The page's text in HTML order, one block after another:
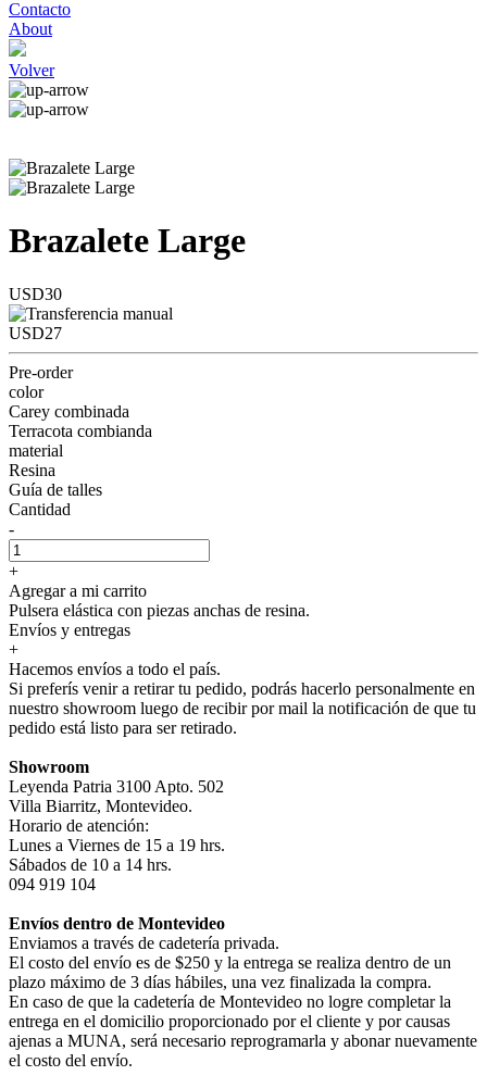
Contacto
About
Volver
Brazalete Large
USD30
USD27
Pre-order
color
Carey combinada
Terracota combianda
material
Resina
Guía de talles
Cantidad
-
+
Agregar a mi carrito
Pulsera elástica con piezas anchas de resina.
Envíos y entregas
+
Hacemos envíos a todo el país.
Si preferís venir a retirar tu pedido, podrás hacerlo personalmente en
nuestro showroom luego de recibir por mail la notificación de que tu
pedido está listo para ser retirado.
Showroom
Leyenda Patria 3100 Apto. 502
Villa Biarritz, Montevideo.
Horario de atención:
Lunes a Viernes de 15 a 19 hrs.
Sábados de 10 a 14 hrs.
094 919 104
Envíos dentro de Montevideo
Enviamos a través de cadetería privada.
El costo del envío es de $250 y la entrega se realiza dentro de un
plazo máximo de 3 días hábiles, una vez finalizada la compra.
En caso de que la cadetería de Montevideo no logre completar la
entrega en el domicilio proporcionado por el cliente y por causas
ajenas a MUNA, será necesario reprogramarla y abonar nuevamente
el costo del envío.